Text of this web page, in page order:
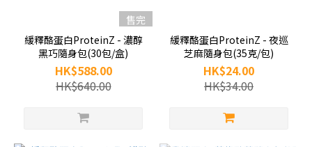
售完
緩釋酪蛋白ProteinZ - 濃醇
黑巧隨身包(30包/盒)
HK$588.00
HK$640.00
緩釋酪蛋白ProteinZ - 夜巡
芝麻隨身包(35克/包)
HK$24.00
HK$34.00